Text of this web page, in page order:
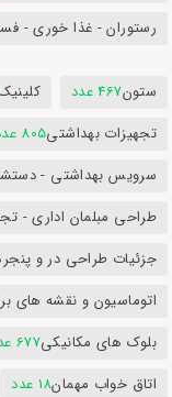
رستوران - غذا خوری -
ستون467 عدد
تجهیزات بهداشتی805 عدد
سرویس بهداشتی -
طراحی مبلمان اداری -
جزئیات طراحی در و
اتوماسیون و نقشه های
بلوک های مکانیکی677 عدد
اتاق خواب مهمان18 عدد